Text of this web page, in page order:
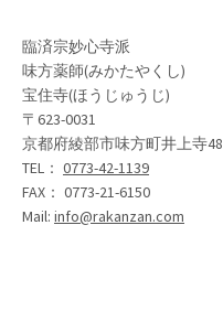
臨済宗妙心寺派
味方薬師(みかたやくし)
宝住寺(ほうじゅうじ)
〒623-0031
京都府綾部市味方町井上寺48
TEL： 0773-42-1139
FAX： 0773-21-6150
Mail: info@rakanzan.com